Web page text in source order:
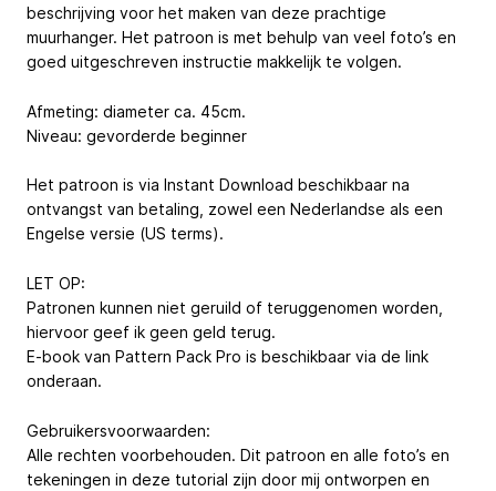
beschrijving voor het maken van deze prachtige
muurhanger. Het patroon is met behulp van veel foto’s en
goed uitgeschreven instructie makkelijk te volgen.
Afmeting: diameter ca. 45cm.
Niveau: gevorderde beginner
Het patroon is via Instant Download beschikbaar na
ontvangst van betaling, zowel een Nederlandse als een
Engelse versie (US terms).
LET OP:
Patronen kunnen niet geruild of teruggenomen worden,
hiervoor geef ik geen geld terug.
E-book van Pattern Pack Pro is beschikbaar via de link
onderaan.
Gebruikersvoorwaarden:
Alle rechten voorbehouden. Dit patroon en alle foto’s en
tekeningen in deze tutorial zijn door mij ontworpen en